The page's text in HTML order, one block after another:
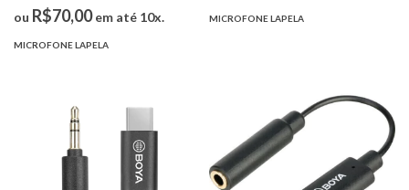
ou R$70,00em até 10x.
MICROFONE LAPELA
MICROFONE LAPELA